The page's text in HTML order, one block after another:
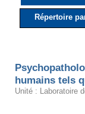
Répertoire
humains tels
Unité : Laboratoire